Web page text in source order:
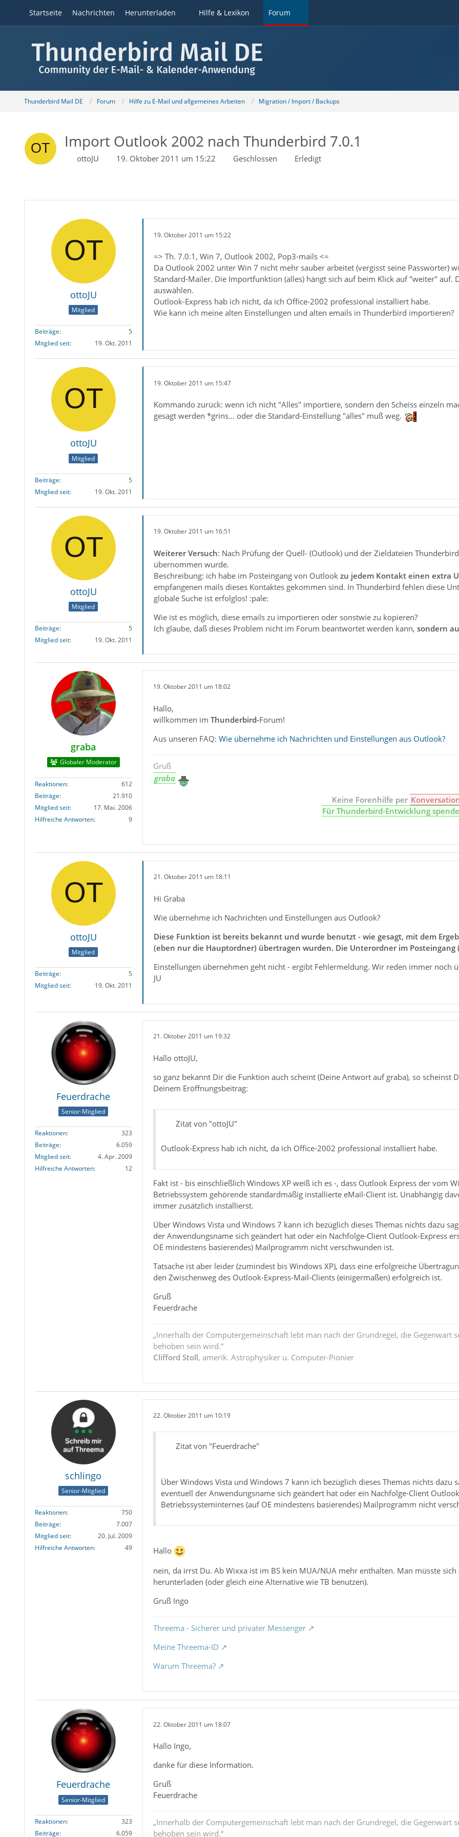
Startseite Nachrichten Herunterladen Hilfe & Lexikon Forum
Thunderbird Mail DE Forum Hilfe zu E-Mail und allgemeines Arbeiten Migration / Import / Backups
Import Outlook 2002 nach Thunderbird 7.0.1
ottoJU 19. Oktober 2011 um 15:22 Geschlossen Erledigt
ottoJU
Mitglied
Beiträge
5
Mitglied seit
19. Okt. 2011
19. Oktober 2011 um 15:22
=> Th. 7.0.1, Win 7, Outlook 2002, Pop3-mails <=
Da Outlook 2002 unter Win 7 nicht mehr sauber arbeitet (vergisst seine Passworter)
Standard-Mailer. Die Importfunktion (alles) hängt sich auf beim Klick auf "weiter" auf.
auswählen.
Outlook-Express hab ich nicht, da ich Office-2002 professional installiert habe.
Wie kann ich meine alten Einstellungen und alten emails in Thunderbird importieren?
ottoJU
Mitglied
Beiträge
5
Mitglied seit
19. Okt. 2011
19. Oktober 2011 um 15:47
Kommando zurück: wenn ich nicht "Alles" importiere, sondern den Scheiss einzeln
gesagt werden *grins... oder die Standard-Einstellung "alles" muß weg.
ottoJU
Mitglied
Beiträge
5
Mitglied seit
19. Okt. 2011
19. Oktober 2011 um 16:51
Weiterer Versuch: Nach Prüfung der Quell- (Outlook) und der Zieldateien
übernommen wurde.
Beschreibung: ich habe im Posteingang von Outlook zu jedem Kontakt einen extra
empfangenen mails dieses Kontaktes gekommen sind. In Thunderbird fehlen diese
globale Suche ist erfolglos! :pale:
Wie ist es möglich, diese emails zu importieren oder sonstwie zu kopieren?
Ich glaube, daß dieses Problem nicht im Forum beantwortet werden kann, sondern
graba
Globaler Moderator
Reaktionen
612
Beiträge
21.910
Mitglied seit
17. Mai. 2006
Hilfreiche Antworten
9
19. Oktober 2011 um 18:02
Hallo,
willkommen im Thunderbird-Forum!
Aus unseren FAQ: Wie übernehme ich Nachrichten und Einstellungen aus Outlook?
Gruß
graba
Keine Forenhilfe per
Für Thunderbird-Entwicklung
ottoJU
Mitglied
Beiträge
5
Mitglied seit
19. Okt. 2011
21. Oktober 2011 um 18:11
Hi Graba
Wie übernehme ich Nachrichten und Einstellungen aus Outlook?
Diese Funktion ist bereits bekannt und wurde benutzt - wie gesagt, mit dem
(eben nur die Hauptordner) übertragen wurden. Die Unterordner im Posteingang
Einstellungen übernehmen geht nicht - ergibt Fehlermeldung. Wir reden immer noch
JU
Feuerdrache
Senior-Mitglied
Reaktionen
323
Beiträge
6.059
Mitglied seit
4. Apr. 2009
Hilfreiche Antworten
12
21. Oktober 2011 um 19:32
Hallo ottoJU,
so ganz bekannt Dir die Funktion auch scheint (Deine Antwort auf graba), so scheinst
Deinem Eröffnungsbeitrag:
Zitat von "ottoJU"
Outlook-Express hab ich nicht, da ich Office-2002 professional installiert habe.
Fakt ist - bis einschließlich Windows XP weiß ich es -, dass Outlook Express der vom
Betriebssystem gehörende standardmäßig installierte eMail-Client ist. Unabhängig
immer zusätzlich installierst.
Über Windows Vista und Windows 7 kann ich bezüglich dieses Themas nichts dazu
der Anwendungsname sich geändert hat oder ein Nachfolge-Client Outlook-Express
OE mindestens basierendes) Mailprogramm nicht verschwunden ist.
Tatsache ist aber leider (zumindest bis Windows XP), dass eine erfolgreiche
den Zwischenweg des Outlook-Express-Mail-Clients (einigermaßen) erfolgreich ist.
Gruß
Feuerdrache
„Innerhalb der Computergemeinschaft lebt man nach der Grundregel, die Gegenwart
behoben sein wird.“
Clifford Stoll, amerik. Astrophysiker u. Computer-Pionier
schlingo
Senior-Mitglied
Reaktionen
750
Beiträge
7.007
Mitglied seit
20. Jul. 2009
Hilfreiche Antworten
49
22. Oktober 2011 um 10:19
Zitat von "Feuerdrache"
Über Windows Vista und Windows 7 kann ich bezüglich dieses Themas nichts dazu
eventuell der Anwendungsname sich geändert hat oder ein Nachfolge-Client
Betriebssysteminternes (auf OE mindestens basierendes) Mailprogramm nicht
Hallo
nein, da irrst Du. Ab Wixxa ist im BS kein MUA/NUA mehr enthalten. Man müsste sich
herunterladen (oder gleich eine Alternative wie TB benutzen).
Gruß Ingo
Threema - Sicherer und privater Messenger
Meine Threema-ID
Warum Threema?
Feuerdrache
Senior-Mitglied
Reaktionen
323
Beiträge
6.059
22. Oktober 2011 um 18:07
Hallo Ingo,
danke für diese Information.
Gruß
Feuerdrache
„Innerhalb der Computergemeinschaft lebt man nach der Grundregel, die Gegenwart
behoben sein wird.“